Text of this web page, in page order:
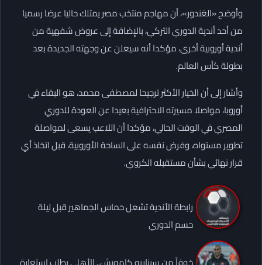
وأوضح «الغندور»، أن مهاجم منتخب مصر يمتلك حاليا عرضا رسميا
من أحد أندية الدوري التركي، بالإضافة إلى عروض شفهية من
أندية أوروبية أخرى، مؤكدا أنه سيعلن عن وجهته الجديدة بعد
بطولة كأس العالم.
وأشار إلى أن الخيار الأكثر ترجيحا لمصطفى محمد، هو البقاء في
أوروبا، مواصلا مسيرته الاحترافية بعيدا عن العودة للدوري
المصري في الوقت الحالي، مؤكدا أن اللاعب يسعى لمواصلة
تطوير مستواه، وفرض نفسه على الساحة الأوروبية، قبل اتخاذ أي
قرار نهائي بشأن مستقبله الكروي.
رابطة الأندية تشعل حماس الجماهير قبل ليلة
حسم الدوري